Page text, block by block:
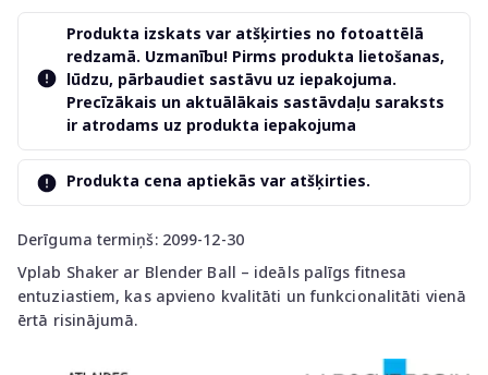
Derīguma termiņš: 2099-12-30
Vplab Shaker ar Blender Ball – ideāls palīgs fitnesa
entuziastiem, kas apvieno kvalitāti un funkcionalitāti vienā
ērtā risinājumā.
Produkta izskats var atšķirties no fotoattēlā
redzamā. Uzmanību! Pirms produkta lietošanas,
lūdzu, pārbaudiet sastāvu uz iepakojuma.
Precīzākais un aktuālākais sastāvdaļu saraksts
ir atrodams uz produkta iepakojuma
Produkta cena aptiekās var atšķirties.